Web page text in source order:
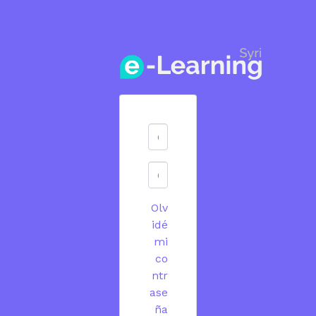
Olv
idé
mi
co
ntr
ase
ña